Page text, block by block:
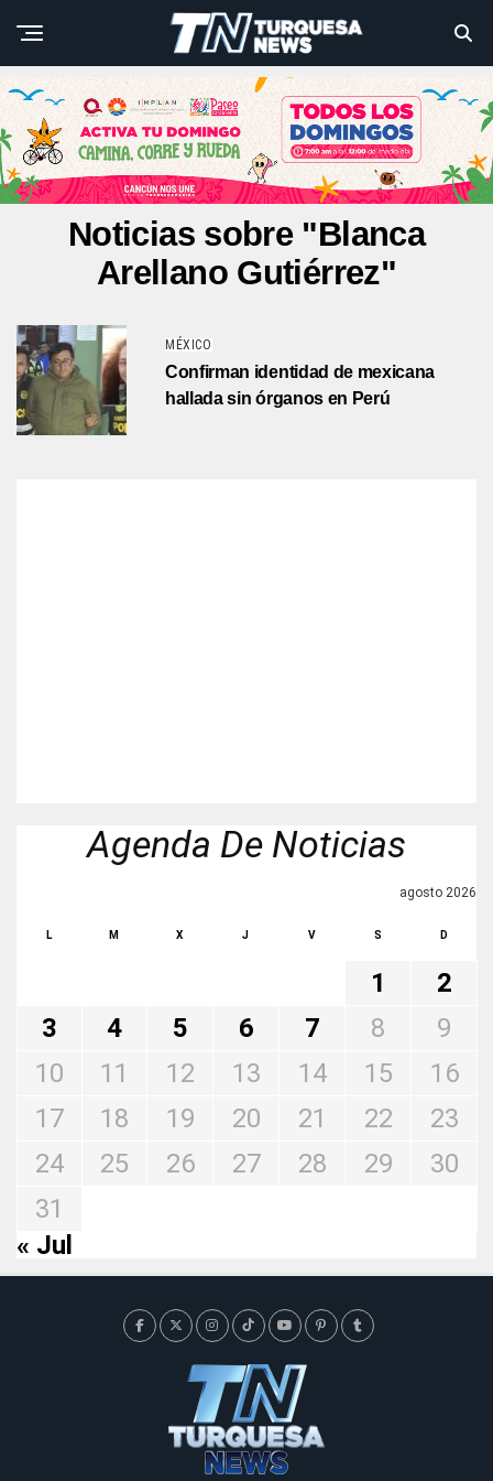
Noticias sobre "Blanca
Arellano Gutiérrez"
MÉXICO
Confirman identidad de mexicana
hallada sin órganos en Perú
Agenda De Noticias
agosto 2026
L M X J V S D
1
2
3
4 5 6 7 8
9
10
11 12 13 14 15
16
17
18 19 20 21 22
23
24
25 26 27 28 29
30
31
« Jul